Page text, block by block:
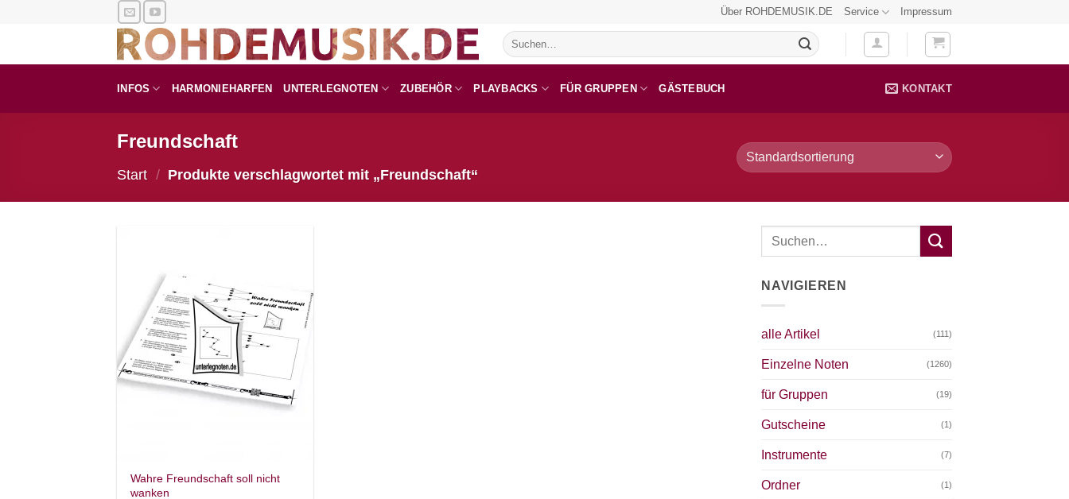
Über ROHDEMUSIK.DE Service Impressum
Suchen
nach:
INFOS HARMONIEHARFEN UNTERLEGNOTEN ZUBEHÖR PLAYBACKS FÜR GRUPPEN GÄSTEBUCH KONTAKT
Freundschaft
Start / Produkte verschlagwortet mit „Freundschaft“
Wahre Freundschaft soll nicht
wanken
NAVIGIEREN
alle Artikel (111)
Einzelne Noten (1260)
für Gruppen (19)
Gutscheine (1)
Instrumente (7)
Ordner (1)